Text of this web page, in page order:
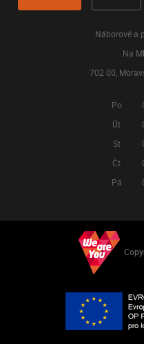
Náborové a
Na
702 00,
Po
Út
St
Čt
Pá